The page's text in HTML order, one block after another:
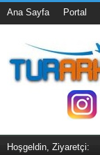
Ana Sayfa Portal
Hoşgeldin, Ziyaretçi: